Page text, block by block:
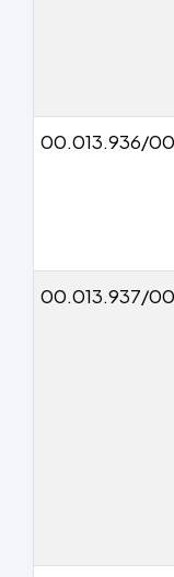
00.013.936/
00.013.937/